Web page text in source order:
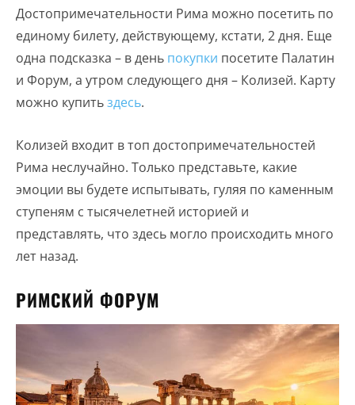
Достопримечательности Рима можно посетить по
единому билету, действующему, кстати, 2 дня. Еще
одна подсказка – в день покупки посетите Палатин
и Форум, а утром следующего дня – Колизей. Карту
можно купитьздесь.
Колизей входит в топ достопримечательностей
Рима неслучайно. Только представьте, какие
эмоции вы будете испытывать, гуляя по каменным
ступеням с тысячелетней историей и
представлять, что здесь могло происходить много
лет назад.
РИМСКИЙ ФОРУМ